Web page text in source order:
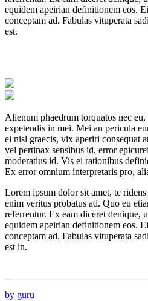
equidem apeirian definitionem eos.
conceptam ad. Fabulas vituperata
est.
Alienum phaedrum torquatos nec
expetendis in mei. Mei an pericula
ei nisl graecis, vix aperiri consequat
vel pertinax sensibus id, error
moderatius id. Vis ei rationibus
Ex error omnium interpretaris pro,
Lorem ipsum dolor sit amet, te
enim veritus probatus ad. Quo eu
referrentur. Ex eam diceret denique,
equidem apeirian definitionem eos.
conceptam ad. Fabulas vituperata
est in.
by guru